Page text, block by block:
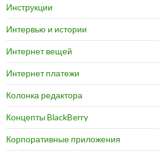
Инструкции
Интервью и истории
Интернет вещей
Интернет платежи
Колонка редактора
Концепты BlackBerry
Корпоративные приложения